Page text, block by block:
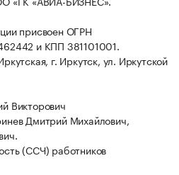
присвоен ОГРН
и КПП 381101001.
г. Иркутск, ул. Иркутской
Викторович
Дмитрий Михайлович,
(ССЧ) работников